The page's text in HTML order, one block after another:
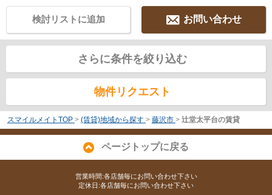
お問い合わせ
検討リストに追加
さらに条件を絞り込む
物件リクエスト
スマイルメイトTOP > (賃貸)地域から探す > 藤沢市 > 辻堂太平台の賃貸
ページトップに戻る
営業時間:各店舗毎にお問い合わせ下さい
定休日:各店舗毎にお問い合わせ下さい